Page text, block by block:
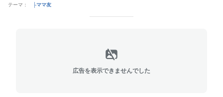
テーマ： ├ママ友
広告を表示できませんでした